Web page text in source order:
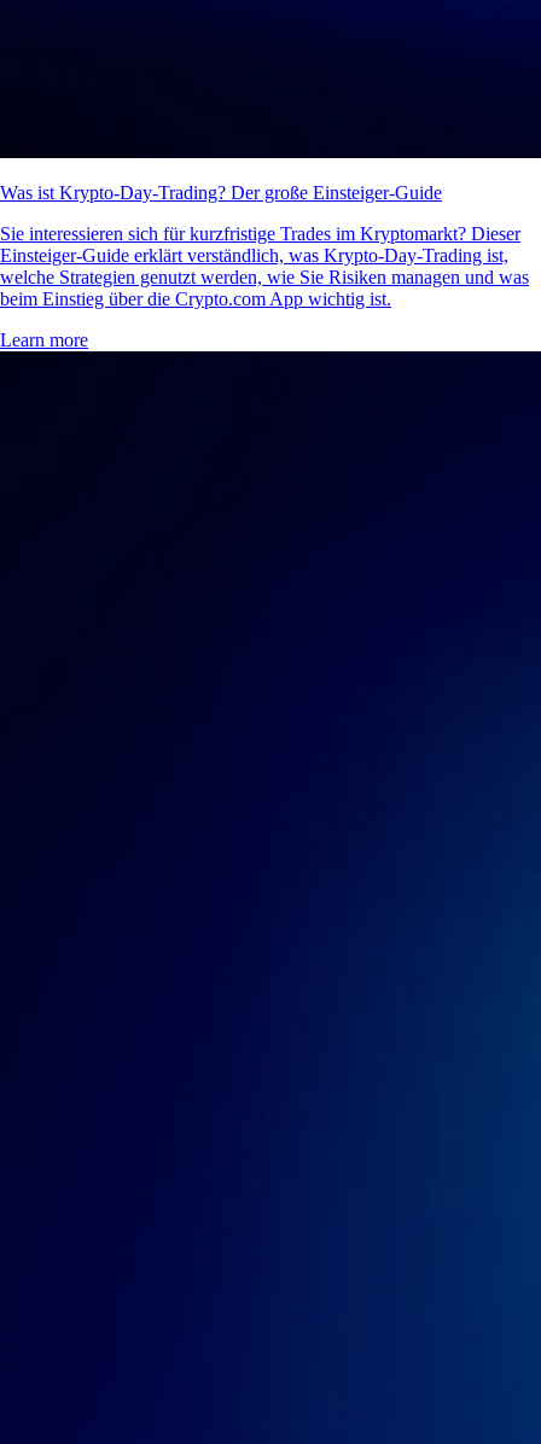
Was ist Krypto-Day-Trading? Der große Einsteiger-Guide
Sie interessieren sich für kurzfristige Trades im Kryptomarkt? Dieser
Einsteiger-Guide erklärt verständlich, was Krypto-Day-Trading ist,
welche Strategien genutzt werden, wie Sie Risiken managen und was
beim Einstieg über die Crypto.com App wichtig ist.
Learn more